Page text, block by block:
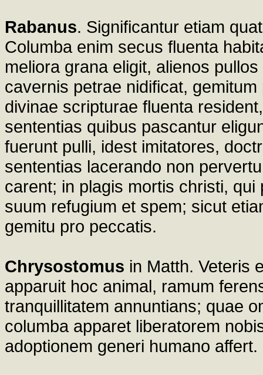
Rabanus. Significantur etiam
Columba enim secus fluenta
meliora grana eligit, alienos
cavernis petrae nidificat,
divinae scripturae fluenta
sententias quibus pascantur
fuerunt pulli, idest imitatores,
sententias lacerando non
carent; in plagis mortis christi,
suum refugium et spem; sicut
gemitu pro peccatis.
Chrysostomus in Matth. Veteris
apparuit hoc animal, ramum
tranquillitatem annuntians; quae
columba apparet liberatorem
adoptionem generi humano affert.